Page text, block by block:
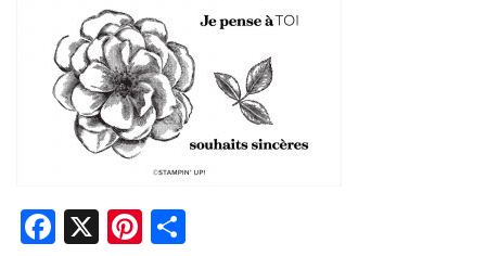
Facebook
X Pinterest